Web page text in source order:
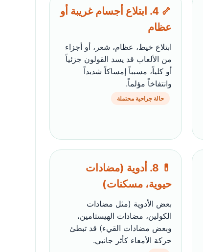
🦴 4. ابتلاع أجسام غريبة أو
عظام
ابتلاع خيط، عظام، شعر، أو أجزاء
من الألعاب قد يسد القولون جزئياً
أو كلياً، مسبباً إمساكاً شديداً
وانتفاخاً مؤلماً.
حالة جراحية محتملة
💊 8. أدوية (مضادات
حيوية، مسكنات)
بعض الأدوية (مثل مضادات
الكولين، مضادات الهيستامين،
وبعض مضادات القيء) قد تبطئ
حركة الأمعاء كأثر جانبي.